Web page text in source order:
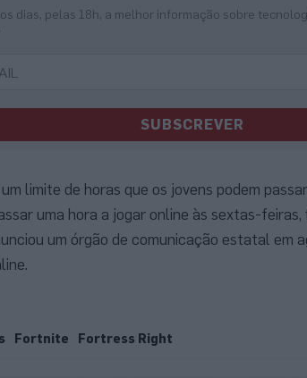
dias, pelas 18h, a melhor informação sobre
SUBSCREVER
limite de horas que os jovens podem
uma hora a jogar online às sextas-feiras,
um órgão de comunicação estatal em
Fortnite Fortress Right